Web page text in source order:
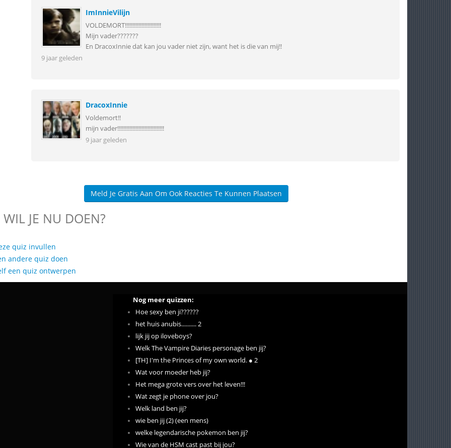
ImInnieVilijn
VOLDEMORT!!!!!!!!!!!!!!!!!!!!!!!!
Mijn vader???????
En DracoxInnie dat kan jou vader niet zijn, want het is die van mij!!
9 jaar geleden
DracoxInnie
Voldemort!!
mijn vader!!!!!!!!!!!!!!!!!!!!!!!!!!!!!!!
9 jaar geleden
Meld Je Gratis Aan Om Ook Reacties Te Kunnen Plaatsen
JE NU DOEN?
quiz invullen
andere quiz doen
een quiz ontwerpen
Nog meer quizzen:
Hoe sexy ben ji??????
het huis anubis.......... 2
lijk jij op iloveboys?
Welk The Vampire Diaries personage ben jij?
[TH] I'm the Princes of my own world. ● 2
Wat voor moeder heb jij?
Het mega grote vers over het leven!!!
Wat zegt je phone over jou?
Welk land ben jij?
wie ben jij (2) (een mens)
welke legendarische pokemon ben jij?
Wie van de HSM cast past bij jou?